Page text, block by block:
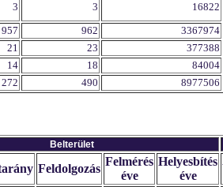
3 3
16822
957 962
3367974
21 23
377388
14 18
84004
272 490 8977506
Belterület
Feldolgozás
Felmérés
éve
Helyesbítés
éve